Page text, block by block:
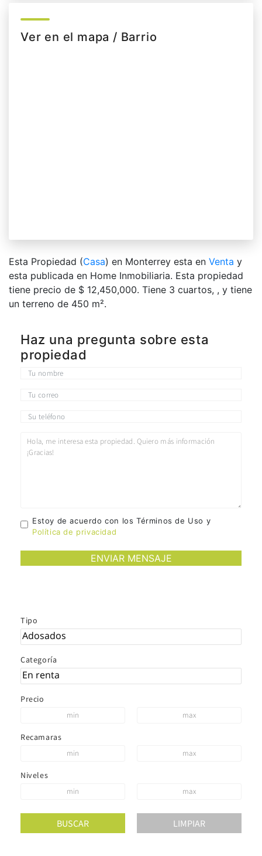
Ver en el mapa / Barrio
Esta Propiedad (Casa) en Monterrey esta en Venta y
esta publicada en Home Inmobiliaria. Esta propiedad
tiene precio de $ 12,450,000. Tiene 3 сuartos, , y tiene
un terreno de 450 m².
Haz una pregunta sobre esta
propiedad
Estoy de acuerdo con los Términos de Uso y
Política de privacidad
Tipo
Categoría
Precio
Recamaras
Niveles